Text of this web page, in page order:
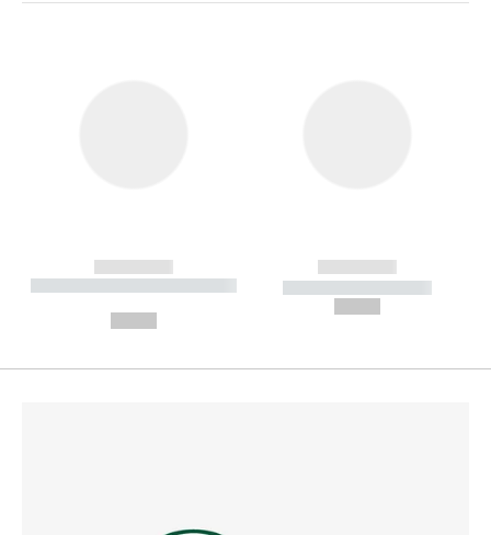
------------
----------- ----------- --------
------------
----------- -----------